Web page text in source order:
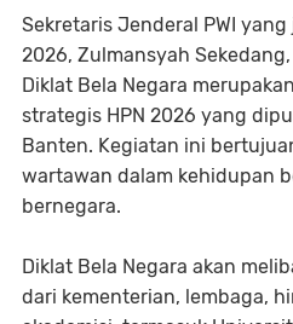
Sekretaris Jenderal PWI
2026, Zulmansyah
Diklat Bela Negara
strategis HPN 2026 yang
Banten. Kegiatan ini
wartawan dalam kehidupan
bernegara.
Diklat Bela Negara akan
dari kementerian, lembaga,